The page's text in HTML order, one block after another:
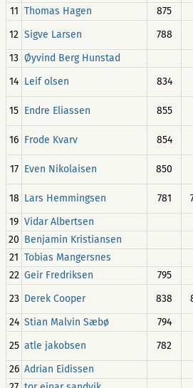
11 Thomas Hagen 875
12 Sigve Larsen 788
13 Øyvind Berg Hunstad
14 Leif olsen 834
15 Endre Eliassen 855
16 Frode Kvarv 854
17 Even Nikolaisen 850
18 Lars Hemmingsen 781
19 Vidar Albertsen
20 Benjamin Kristiansen
21 Tobias Mangersnes
22 Geir Fredriksen 795
23 Derek Cooper 838
24 Stian Malvin Sæbø 794
25 atle jakobsen 782
26 Adrian Eidissen